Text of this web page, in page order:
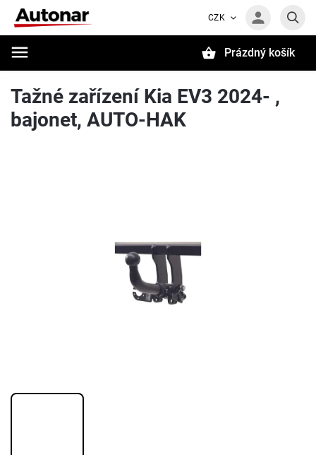
CZK
Prázdný košík
Tažné zařízení Kia EV3 2024- ,
bajonet, AUTO-HAK